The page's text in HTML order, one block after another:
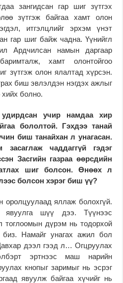
зангидсан гар шиг зүтгэх
зүтгэж байгаа хамт олон
итгэлцлийг эрхэм үнэт
гар шиг байж чадна. Үүнийгл
Ардчилсан намын даргаар
хамт олонтойгоо
зүтгэж олон ялалтад хүрсэн.
биш эвлэлдэн нэгдэх ажлыг
болно.
учир намдаа хир
бололтой. Гэхдээ танай
биш танайхан л унагасан.
чаддаггүй гэдэг
Засгийн газраа өөрсдийн
шиг болсон. Өнөөх л
болсон хэрэг биш үү?
оролцуулаад яллаж болохгүй.
шүү дээ. Түүнээс
дүрэм нь тодорхой
Намайг унагах ажил бол
дээл гээд л… Огцруулах
эртнээс маш нарийн
кнопыг заримыг нь эсрэг
явуулж байгаа хүчийг нь